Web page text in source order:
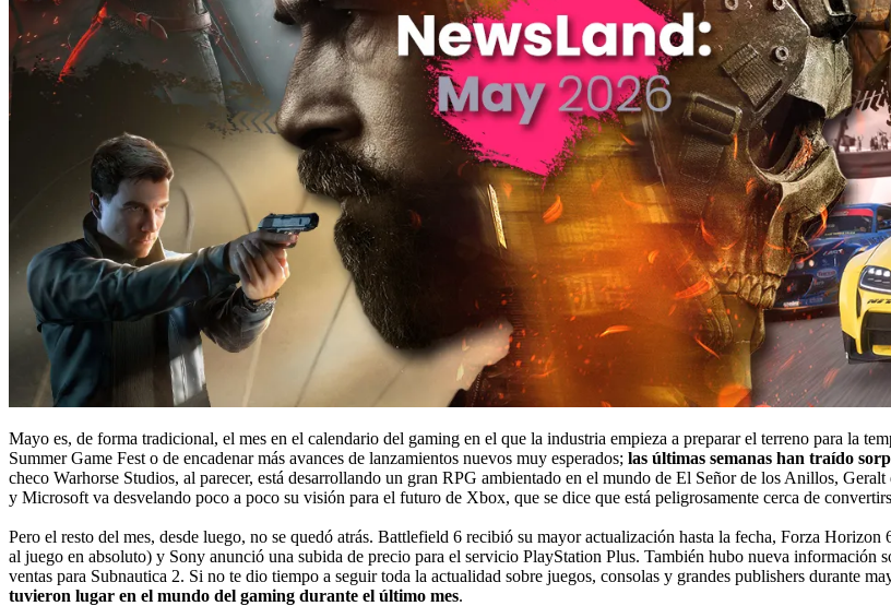
Mayo es, de forma tradicional, el mes en el calendario del gaming en el que la industria empieza a preparar el terreno para la
Summer Game Fest o de encadenar más avances de lanzamientos nuevos muy esperados; las últimas semanas han traído
checo Warhorse Studios, al parecer, está desarrollando un gran RPG ambientado en el mundo de El Señor de los Anillos,
y Microsoft va desvelando poco a poco su visión para el futuro de Xbox, que se dice que está peligrosamente cerca de
Pero el resto del mes, desde luego, no se quedó atrás. Battlefield 6 recibió su mayor actualización hasta la fecha, Forza
al juego en absoluto) y Sony anunció una subida de precio para el servicio PlayStation Plus. También hubo nueva
ventas para Subnautica 2. Si no te dio tiempo a seguir toda la actualidad sobre juegos, consolas y grandes publishers durante
tuvieron lugar en el mundo del gaming durante el último mes.